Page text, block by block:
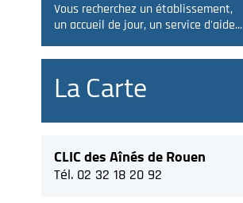
Vous recherchez un établissement,
un accueil de jour, un service d'aide...
La Carte
CLIC des Aînés de Rouen
Tél. 02 32 18 20 92